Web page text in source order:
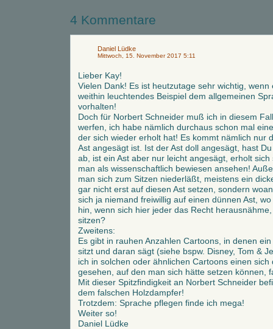
4 Kommentare
Daniel Lüdke
Mittwoch, 15. November 2017 5:11
Lieber Kay!
Vielen Dank! Es ist heutzutage sehr wichtig,
weithin leuchtendes Beispiel dem allgemeinen
vorhalten!
Doch für Norbert Schneider muß ich in diesem
werfen, ich habe nämlich durchaus schon mal
der sich wieder erholt hat! Es kommt nämlich nur
Ast angesägt ist. Ist der Ast doll angesägt, hast
ab, ist ein Ast aber nur leicht angesägt, erholt
man als wissenschaftlich bewiesen ansehen!
man sich zum Sitzen niederläßt, meistens ein
gar nicht erst auf diesen Ast setzen, sondern
sich ja niemand freiwillig auf einen dünnen Ast,
hin, wenn sich hier jeder das Recht
sitzen?
Zweitens:
Es gibt in rauhen Anzahlen Cartoons, in denen
sitzt und daran sägt (siehe bspw. Disney, Tom &
ich in solchen oder ähnlichen Cartoons einen
gesehen, auf den man sich hätte setzen können,
Mit dieser Spitzfindigkeit an Norbert Schneider
dem falschen Holzdampfer!
Trotzdem: Sprache pflegen finde ich mega!
Weiter so!
Daniel Lüdke